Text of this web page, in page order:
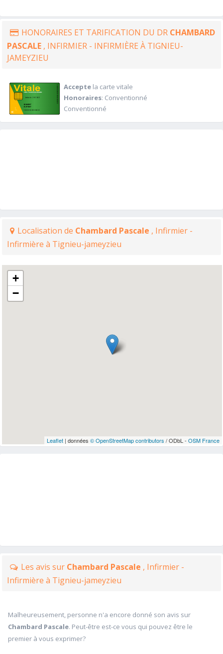
HONORAIRES ET TARIFICATION DU DR CHAMBARD
PASCALE , INFIRMIER - INFIRMIÈRE À TIGNIEU-
JAMEYZIEU
Acceptela carte vitale
Honoraires: Conventionné
Conventionné
Localisation de Chambard Pascale , Infirmier -
Infirmière à Tignieu-jameyzieu
+
−
Leaflet| données © OpenStreetMap contributors / ODbL - OSM France
Les avis sur Chambard Pascale , Infirmier -
Infirmière à Tignieu-jameyzieu
Malheureusement, personne n'a encore donné son avis sur
Chambard Pascale. Peut-être est-ce vous qui pouvez être le
premier à vous exprimer?